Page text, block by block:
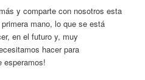
y comparte con nosotros esta
mano, lo que se está
en el futuro y, muy
hacer para
esperamos!